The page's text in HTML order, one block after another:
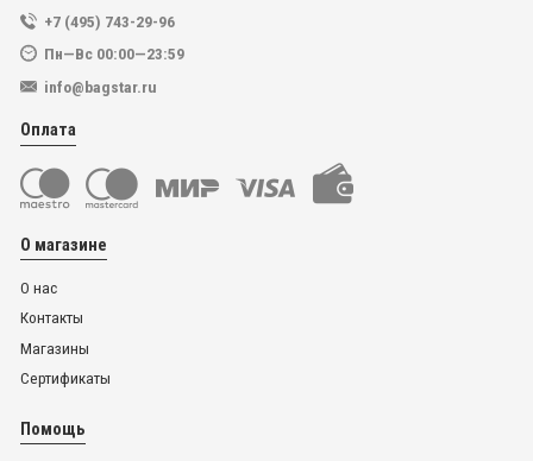
+7 (495) 743-29-96
Пн—Вс 00:00—23:59
info@bagstar.ru
Оплата
О магазине
О нас
Контакты
Магазины
Сертификаты
Помощь